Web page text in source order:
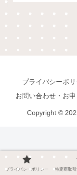
プライバシーポ
お問い合わせ・お
Copyright ©
プライバシーポリシー 特定商取